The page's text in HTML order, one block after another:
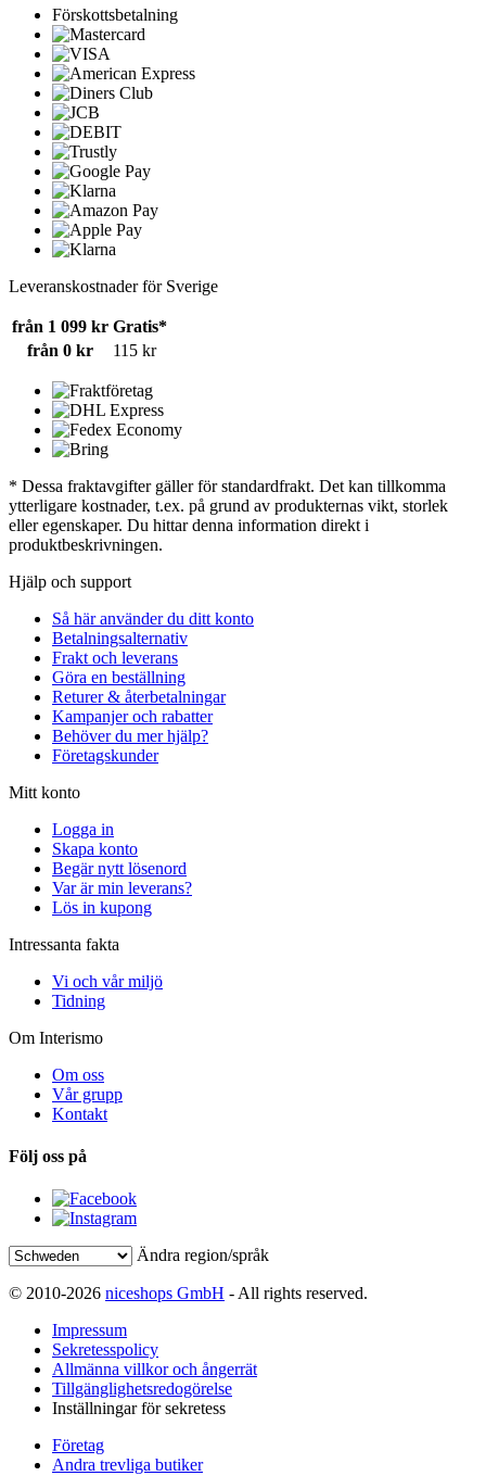
Förskottsbetalning
Leveranskostnader för Sverige
från 1 099 kr Gratis*
från 0 kr
115 kr
* Dessa fraktavgifter gäller för standardfrakt. Det kan tillkomma
ytterligare kostnader, t.ex. på grund av produkternas vikt, storlek
eller egenskaper. Du hittar denna information direkt i
produktbeskrivningen.
Hjälp och support
Så här använder du ditt konto
Betalningsalternativ
Frakt och leverans
Göra en beställning
Returer & återbetalningar
Kampanjer och rabatter
Behöver du mer hjälp?
Företagskunder
Mitt konto
Logga in
Skapa konto
Begär nytt lösenord
Var är min leverans?
Lös in kupong
Intressanta fakta
Vi och vår miljö
Tidning
Om Interismo
Om oss
Vår grupp
Kontakt
Följ oss på
Ändra region/språk
© 2010-2026 niceshops GmbH - All rights reserved.
Impressum
Sekretesspolicy
Allmänna villkor och ångerrät
Tillgänglighetsredogörelse
Inställningar för sekretess
Företag
Andra trevliga butiker